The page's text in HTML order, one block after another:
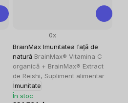
BrainMax Imunitatea față de
natură BrainMax® Vitamina C
organică + BrainMax® Extract
de Reishi, Supliment alimentar
Imunitate
0x
În stoc